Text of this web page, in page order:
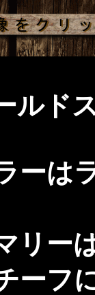
ルド
ーは
リー
ーフ